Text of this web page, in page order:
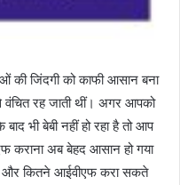
की जिंदगी को काफी आसान बना
रह जाती थीं। अगर आपको
भी बेबी नहीं हो रहा है तो आप
कराना अब बेहद आसान हो गया
और कितने आईवीएफ करा सकते